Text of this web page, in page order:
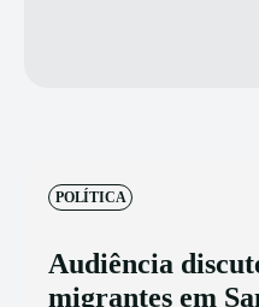
POLÍTICA
Audiência
migrantes em